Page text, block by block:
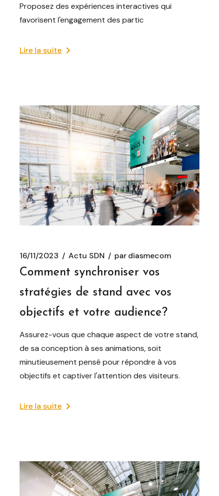
Proposez des expériences interactives qui
favorisent l'engagement des partic
Lire la suite
16/11/2023 Actu SDN pardiasmecom
Comment synchroniser vos
stratégies de stand avec vos
objectifs et votre audience?
Assurez-vous que chaque aspect de votre stand,
de sa conception à ses animations, soit
minutieusement pensé pour répondre à vos
objectifs et captiver l'attention des visiteurs.
Lire la suite